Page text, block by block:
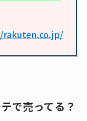
説
ラフトのウル
ング販売終了
で売ってる？